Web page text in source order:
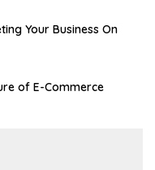
Your Business On
of E-Commerce